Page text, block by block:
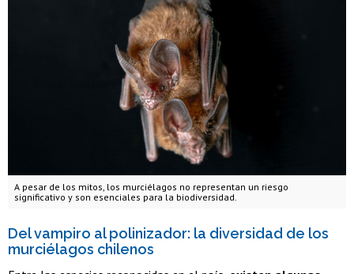
A pesar de los mitos, los murciélagos no representan un riesgo
significativo y son esenciales para la biodiversidad.
Del vampiro al polinizador: la diversidad de los
murciélagos chilenos